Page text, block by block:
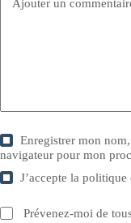
Ajouter un
Enregistrer mon
navigateur pour mon
J’accepte lapolitique
Prévenez-moi de